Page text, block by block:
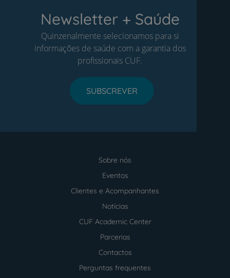
Newsletter + Saúde
Quinzenalmente selecionamos para si
informações de saúde com a garantia dos
profissionais CUF.
SUBSCREVER
Sobre nós
Eventos
Clientes e Acompanhantes
Notícias
CUF Academic Center
Parcerias
Contactos
Perguntas frequentes